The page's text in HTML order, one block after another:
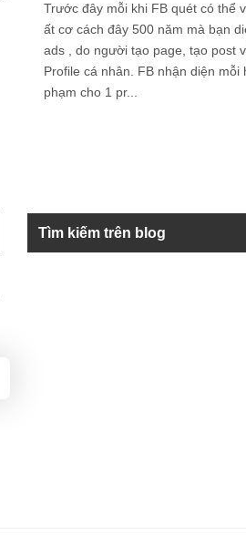
Trước đây mỗi khi FB quét có thể
ất cơ cách đây 500 năm mà bạn
ads , do người tạo page, tạo post
Profile cá nhân. FB nhận diện mỗi
phạm cho 1 pr...
Tìm kiếm trên blog